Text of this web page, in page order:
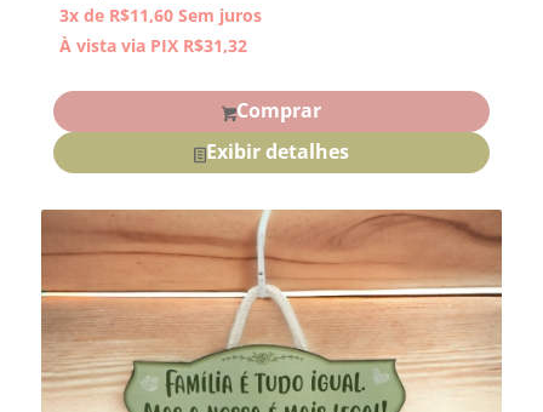
3x de R$11,60 Sem juros
À vista via PIX R$31,32
Comprar
Exibir detalhes